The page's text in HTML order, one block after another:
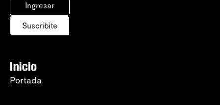
Ingresar
Suscribite
Inicio
Portada